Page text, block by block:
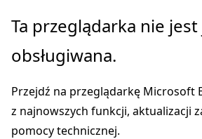
Przejdź
głównej
Przejdź
nawigacji
stronie
Ta przeglądarka nie jest
obsługiwana.
Przejdź na przeglądarkę Microsoft
z najnowszych funkcji, aktualizacji
pomocy technicznej.